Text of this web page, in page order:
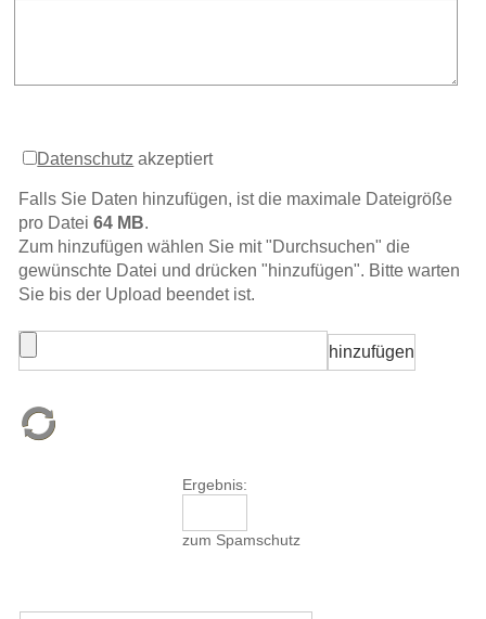
Datenschutz akzeptiert
Falls Sie Daten hinzufügen, ist die maximale Dateigröße
pro Datei 64 MB.
Zum hinzufügen wählen Sie mit "Durchsuchen" die
gewünschte Datei und drücken "hinzufügen". Bitte warten
Sie bis der Upload beendet ist.
Ergebnis:
zum Spamschutz